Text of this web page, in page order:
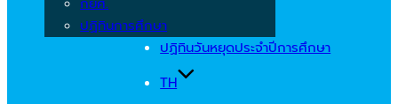
ปฏิทินการศึกษา
ปฏิทินวันหยุดประจำปีการศึกษา
TH